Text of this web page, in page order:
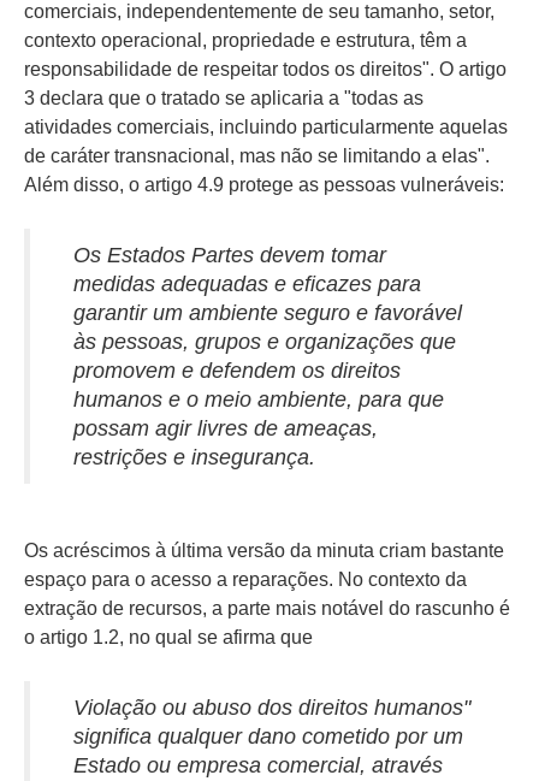
comerciais, independentemente de seu tamanho, setor,
contexto operacional, propriedade e estrutura, têm a
responsabilidade de respeitar todos os direitos". O artigo
3 declara que o tratado se aplicaria a "todas as
atividades comerciais, incluindo particularmente aquelas
de caráter transnacional, mas não se limitando a elas".
Além disso, o artigo 4.9 protege as pessoas vulneráveis:
Os Estados Partes devem tomar
medidas adequadas e eficazes para
garantir um ambiente seguro e favorável
às pessoas, grupos e organizações que
promovem e defendem os direitos
humanos e o meio ambiente, para que
possam agir livres de ameaças,
restrições e insegurança.
Os acréscimos à última versão da minuta criam bastante
espaço para o acesso a reparações. No contexto da
extração de recursos, a parte mais notável do rascunho é
o artigo 1.2, no qual se afirma que
Violação ou abuso dos direitos humanos"
significa qualquer dano cometido por um
Estado ou empresa comercial, através